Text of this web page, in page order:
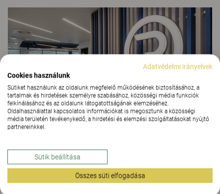
IRODAI MEGOLDÁSOK
Adatvédelmi irányelvek
Cookies használunk
Sütiket használunk az oldalunk megfelelő működésének biztosításához, a
tartalmak és hirdetések személyre szabásához, közösségi média funkciók
felkínálásához és az oldalunk látogatottságának elemzéséhez.
Oldalhasználattal kapcsolatos információkat is megosztunk a közösségi
média területén tevékenykedő, a hirdetési és elemzési szolgáltatásokat nyújtó
partnereinkkel.
Sütik beállítása
Összes süti elfogadása